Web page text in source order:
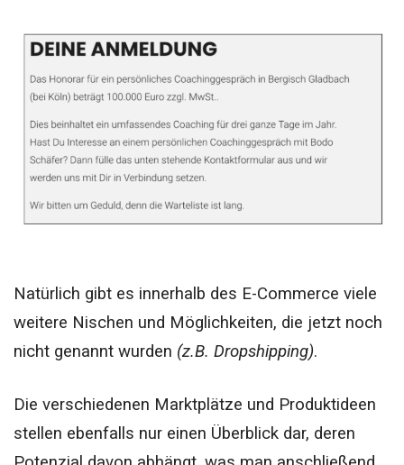
Natürlich gibt es innerhalb des E-Commerce viele
weitere Nischen und Möglichkeiten, die jetzt noch
nicht genannt wurden (z.B. Dropshipping).
Die verschiedenen Marktplätze und Produktideen
stellen ebenfalls nur einen Überblick dar, deren